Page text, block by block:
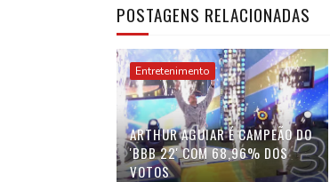
POSTAGENS RELACIONADAS
Entretenimento
ARTHUR AGUIAR É CAMPEÃO DO
'BBB 22' COM 68,96% DOS
VOTOS